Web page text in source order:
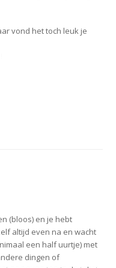
vond het toch leuk je
(bloos) en je hebt
altijd even na en wacht
een half uurtje) met
dingen of